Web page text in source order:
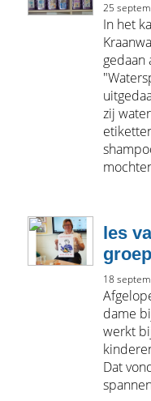
25
In het
gedaan
zij
les
18
dame
werkt
Dat